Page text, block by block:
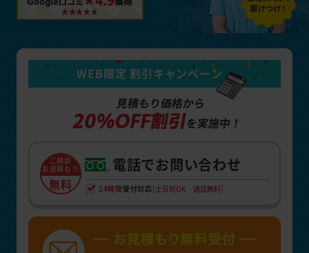
WEB限定 割引キャンペーン
見積もり価格から
20%OFF割引を実施中！
ご相談
お見積もり
無料
電話でお問い合わせ
24時間 受付対応 [土日祝OK・通話無料]